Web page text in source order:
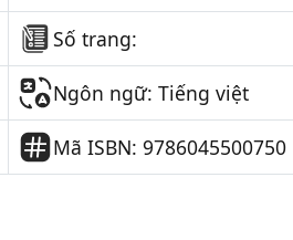
Số trang:
Ngôn ngữ: Tiếng việt
Mã ISBN: 9786045500750